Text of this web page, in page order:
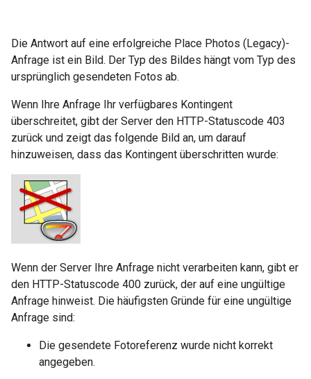
Die Antwort auf eine erfolgreiche Place Photos (Legacy)-
Anfrage ist ein Bild. Der Typ des Bildes hängt vom Typ des
ursprünglich gesendeten Fotos ab.
Wenn Ihre Anfrage Ihr verfügbares Kontingent
überschreitet, gibt der Server den HTTP-Statuscode 403
zurück und zeigt das folgende Bild an, um darauf
hinzuweisen, dass das Kontingent überschritten wurde:
Wenn der Server Ihre Anfrage nicht verarbeiten kann, gibt er
den HTTP-Statuscode 400 zurück, der auf eine ungültige
Anfrage hinweist. Die häufigsten Gründe für eine ungültige
Anfrage sind:
Die gesendete Fotoreferenz wurde nicht korrekt
angegeben.